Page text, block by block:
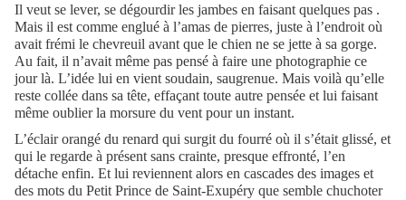
Il veut se lever, se dégourdir les jambes en faisant quelques pas .
Mais il est comme englué à l’amas de pierres, juste à l’endroit où
avait frémi le chevreuil avant que le chien ne se jette à sa gorge.
Au fait, il n’avait même pas pensé à faire une photographie ce
jour là. L’idée lui en vient soudain, saugrenue. Mais voilà qu’elle
reste collée dans sa tête, effaçant toute autre pensée et lui faisant
même oublier la morsure du vent pour un instant.
L’éclair orangé du renard qui surgit du fourré où il s’était glissé, et
qui le regarde à présent sans crainte, presque effronté, l’en
détache enfin. Et lui reviennent alors en cascades des images et
des mots du Petit Prince de Saint-Exupéry que semble chuchoter